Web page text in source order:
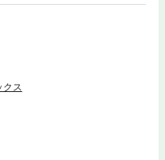
待望の第2巻！！
クス